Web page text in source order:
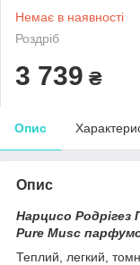
Немає в наявності
Роздріб
3 739 ₴
Опис
Опис
Нарцисо Родрігез
Pure Musc
Теплий, легкий,